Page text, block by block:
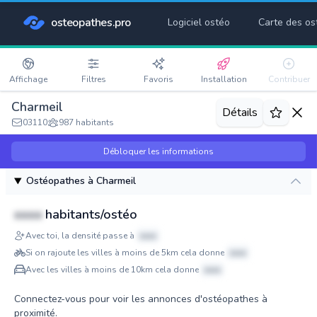
osteopathes.pro Logiciel ostéo Carte des
Affichage Filtres Favoris Installation Contribuer
Charmeil
03110 987 habitants
Détails
Débloquer les informations
Ostéopathes à Charmeil
xxxx habitants/ostéo
Avec toi, la densité passe à
xxxx
Si on rajoute les villes à moins de 5km cela donne
xxxx
Avec les villes à moins de 10km cela donne
xxxx
Connectez-vous pour voir les annonces d'ostéopathes à
proximité.